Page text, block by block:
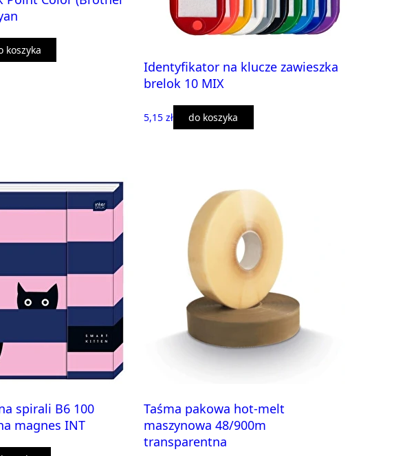
koszyka
Identyfikator na klucze zawieszka
brelok 10 MIX
5,15 zł do koszyka
spirali B6 100
magnes INT
Taśma pakowa hot-melt
maszynowa 48/900m
transparentna